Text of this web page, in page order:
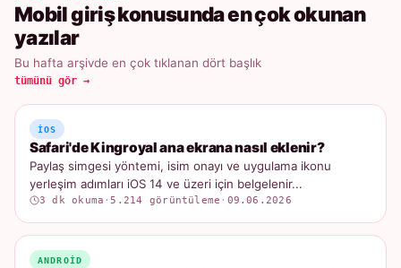
Mobil giriş konusunda en çok okunan
yazılar
Bu hafta arşivde en çok tıklanan dört başlık
tümünü gör →
IOS
Safari'de Kingroyal ana ekrana nasıl eklenir?
Paylaş simgesi yöntemi, isim onayı ve uygulama ikonu
yerleşim adımları iOS 14 ve üzeri için belgelenir...
3 dk okuma ·5.214 görüntüleme · 09.06.2026
ANDROID